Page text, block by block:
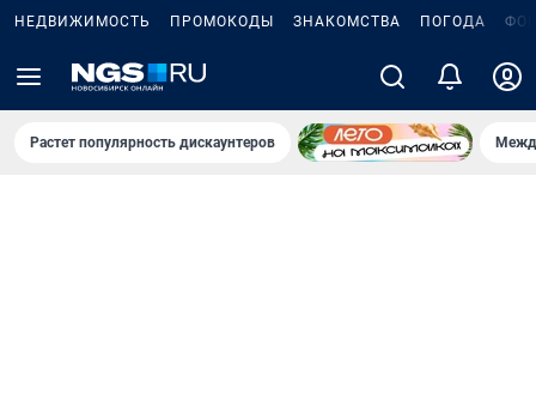
НЕДВИЖИМОСТЬ ПРОМОКОДЫ ЗНАКОМСТВА ПОГОДА
Растет популярность дискаунтеров